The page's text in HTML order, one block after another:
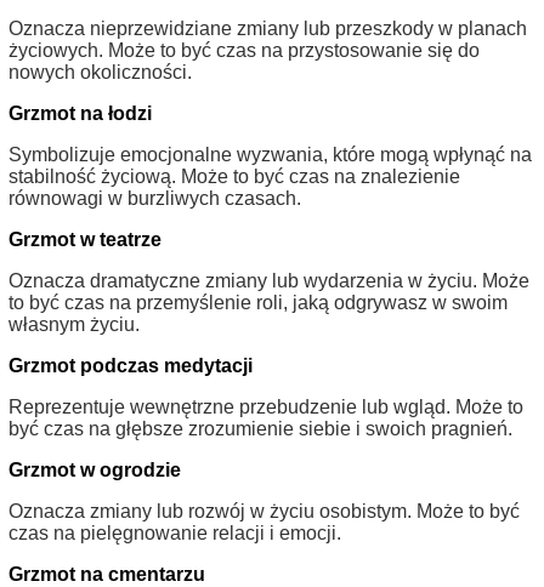
Oznacza nieprzewidziane zmiany lub przeszkody w planach
życiowych. Może to być czas na przystosowanie się do
nowych okoliczności.
Grzmot na łodzi
Symbolizuje emocjonalne wyzwania, które mogą wpłynąć na
stabilność życiową. Może to być czas na znalezienie
równowagi w burzliwych czasach.
Grzmot w teatrze
Oznacza dramatyczne zmiany lub wydarzenia w życiu. Może
to być czas na przemyślenie roli, jaką odgrywasz w swoim
własnym życiu.
Grzmot podczas medytacji
Reprezentuje wewnętrzne przebudzenie lub wgląd. Może to
być czas na głębsze zrozumienie siebie i swoich pragnień.
Grzmot w ogrodzie
Oznacza zmiany lub rozwój w życiu osobistym. Może to być
czas na pielęgnowanie relacji i emocji.
Grzmot na cmentarzu